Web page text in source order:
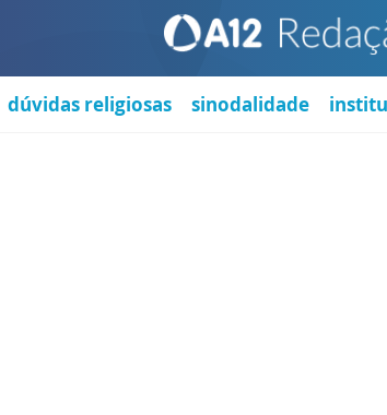
dúvidas religiosas sinodalidade